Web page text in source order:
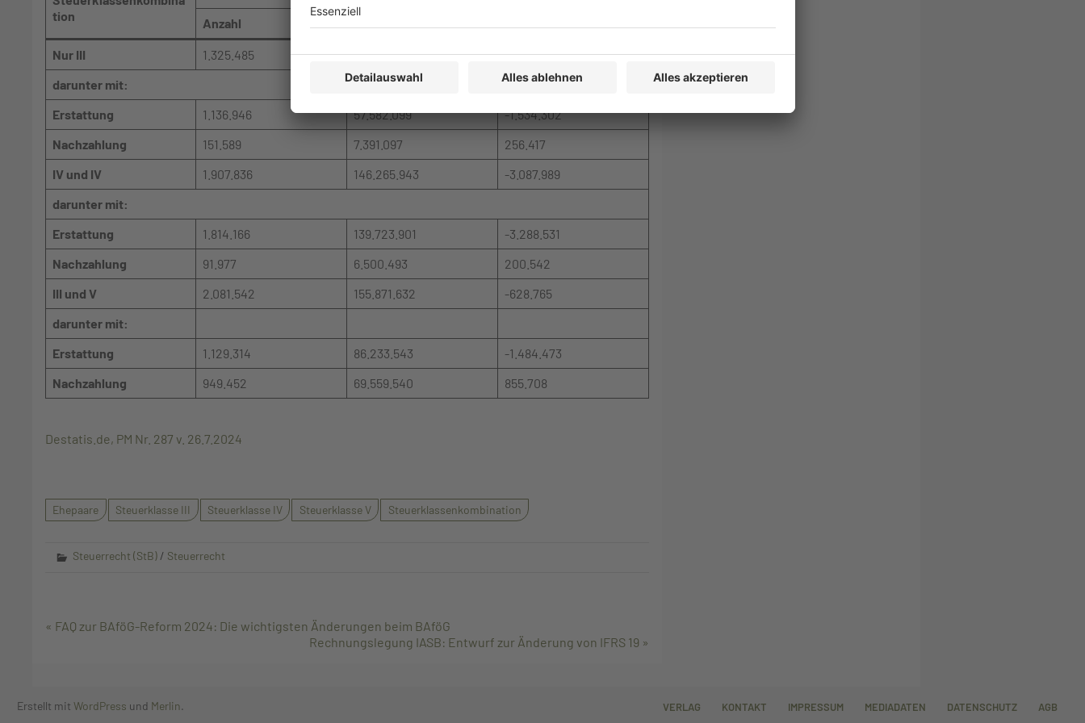
tion
Anzahl
Nur III 1.325.485 65.447.515
-1.277.885
darunter mit:
Erstattung
1.136.946 57.582.099
-1.534.302
Nachzahlung
151.589 7.391.097
256.417
IV und IV
1.907.836 146.265.943
-3.087.989
darunter mit:
Erstattung
1.814.166 139.723.901
-3.288.531
Nachzahlung
91.977 6.500.493
200.542
III und V
2.081.542 155.871.632
-628.765
darunter mit:
Erstattung
1.129.314 86.233.543
-1.484.473
Nachzahlung
949.452 69.559.540 855.708
Destatis.de, PM Nr. 287 v. 26.7.2024
Ehepaare Steuerklasse III Steuerklasse IV Steuerklasse V Steuerklassenkombination
Steuerrecht (StB) / Steuerrecht
Beitragsnavigation
« FAQ zur BAföG-Reform 2024: Die wichtigsten Änderungen beim BAföG
Rechnungslegung IASB: Entwurf zur Änderung von IFRS 19 »
VERLAG KONTAKT IMPRESSUM MEDIADATEN DATENSCHUTZ AGB
Erstellt mit WordPress und Merlin.